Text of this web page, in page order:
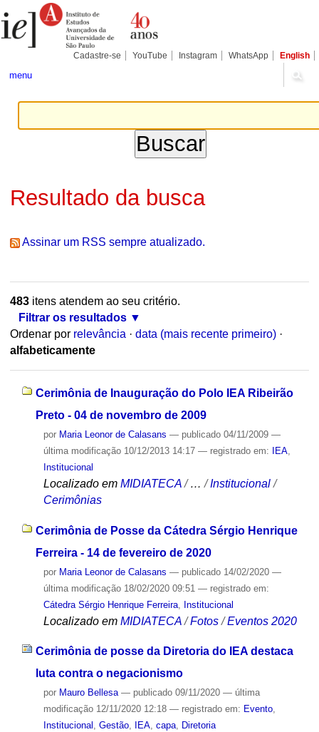
para
conteúdo.
Pessoais
Cadastre-se YouTube Instagram WhatsApp English
menu
Resultado da busca
Assinar um RSS sempre atualizado.
483itens atendem ao seu critério.
Filtrar os resultados
Ordenar por relevância · data (mais recente primeiro) ·
alfabeticamente
Cerimônia de Inauguração do Polo IEA Ribeirão
Preto - 04 de novembro de 2009
por Maria Leonor de Calasans — publicado04/11/2009 —
última modificação10/12/2013 14:17 — registrado em: IEA,
Institucional
Localizado em MIDIATECA /…/Institucional /
Cerimônias
Cerimônia de Posse da Cátedra Sérgio Henrique
Ferreira - 14 de fevereiro de 2020
por Maria Leonor de Calasans — publicado14/02/2020 —
última modificação18/02/2020 09:51 — registrado em:
Cátedra Sérgio Henrique Ferreira, Institucional
Localizado em MIDIATECA /Fotos /Eventos 2020
Cerimônia de posse da Diretoria do IEA destaca
luta contra o negacionismo
por Mauro Bellesa — publicado09/11/2020 — última
modificação12/11/2020 12:18 — registrado em: Evento,
Institucional , Gestão, IEA, capa, Diretoria